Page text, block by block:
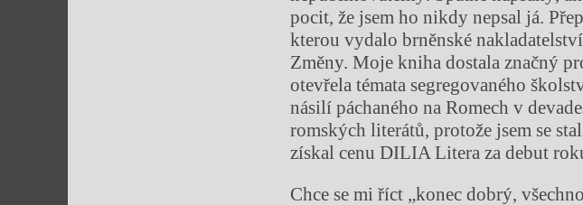
pocit, že jsem ho nikdy nepsal já.
kterou vydalo brněnské
Změny. Moje kniha dostala značný
otevřela témata segregovaného
násilí páchaného na Romech v
romských literátů, protože jsem se
získal cenu DILIA Litera za debut
Chce se mi říct „konec dobrý,